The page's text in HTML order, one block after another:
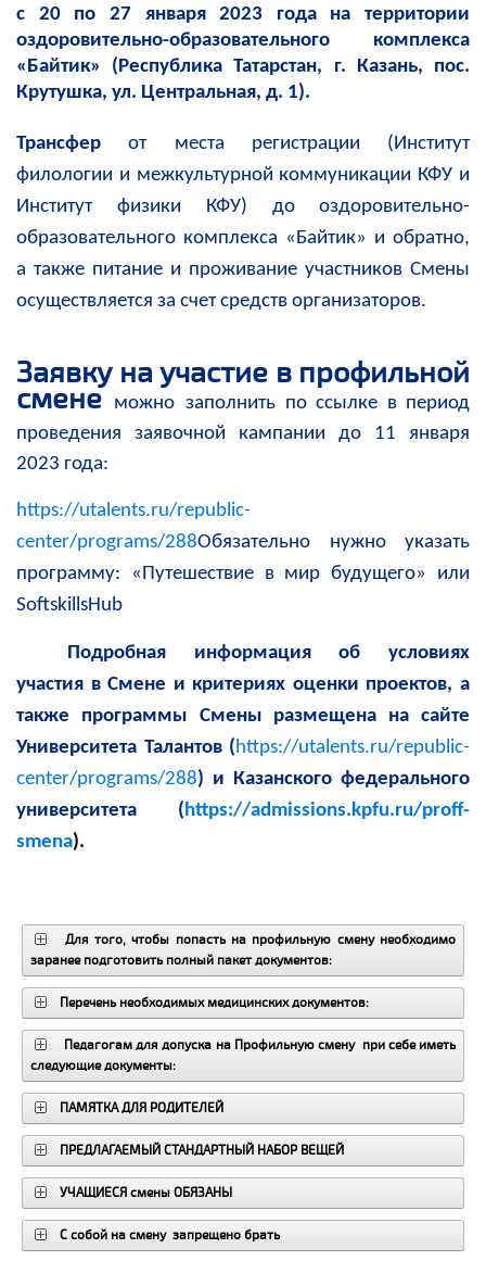
с 20 по 27 января 2023 года на территории
оздоровительно-образовательного комплекса
«Байтик» (Республика Татарстан, г. Казань, пос.
Крутушка, ул. Центральная, д. 1).
Трансферот места регистрации (Институт
филологии и межкультурной коммуникации КФУ и
Институт физики КФУ) до
оздоровительно-
образовательного комплекса «Байтик» и обратно,
а также питание и проживание участников Смены
осуществляется за счет средств организаторов.
Заявку на участие в профильной
смене можно заполнить по ссылке в период
проведения заявочной кампании до 11 января
2023 года:
https://utalents.ru/republic-
center/programs/288Обязательно нужно указать
программу: «Путешествие в мир будущего» или
SoftskillsHub
Подробная информация об условиях
участия в Смене и критериях оценки проектов, а
также программы Смены размещена на сайте
Университета Талантов ( https://utalents.ru/republic-
center/programs/288) и Казанского федерального
университета ( https://admissions.kpfu.ru/proff-
smena).
Для того, чтобы попасть на профильную смену необходимо
заранее подготовить полный пакет документов:
Перечень необходимых медицинских документов:
Педагогам для допуска на Профильную смену при себе иметь
следующие документы:
ПАМЯТКА ДЛЯ РОДИТЕЛЕЙ
ПРЕДЛАГАЕМЫЙ СТАНДАРТНЫЙ НАБОР ВЕЩЕЙ
УЧАЩИЕСЯ смены ОБЯЗАНЫ
С собой на смену запрещено брать